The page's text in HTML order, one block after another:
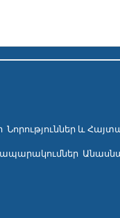
Նորություններ և